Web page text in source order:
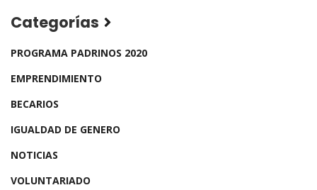
Categorías
PROGRAMA PADRINOS 2020
EMPRENDIMIENTO
BECARIOS
IGUALDAD DE GENERO
NOTICIAS
VOLUNTARIADO